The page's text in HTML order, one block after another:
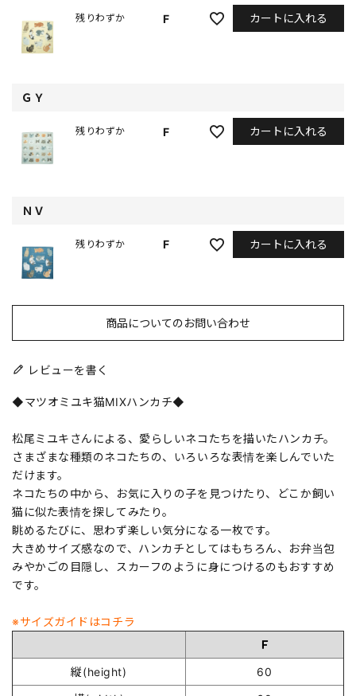
F
残りわずか カートに入れる
ＧＹ
F
残りわずか カートに入れる
ＮＶ
F
残りわずか カートに入れる
商品についてのお問い合わせ
レビューを書く
◆マツオミユキ猫MIXハンカチ◆
松尾ミユキさんによる、愛らしいネコたちを描いたハンカチ。
さまざまな種類のネコたちの、いろいろな表情を楽しんでいた
だけます。
ネコたちの中から、お気に入りの子を見つけたり、どこか飼い
猫に似た表情を探してみたり。
眺めるたびに、思わず楽しい気分になる一枚です。
大きめサイズ感なので、ハンカチとしてはもちろん、お弁当包
みやかごの目隠し、スカーフのように身につけるのもおすすめ
です。
※サイズガイドはコチラ
Ｆ
縦(height)
60